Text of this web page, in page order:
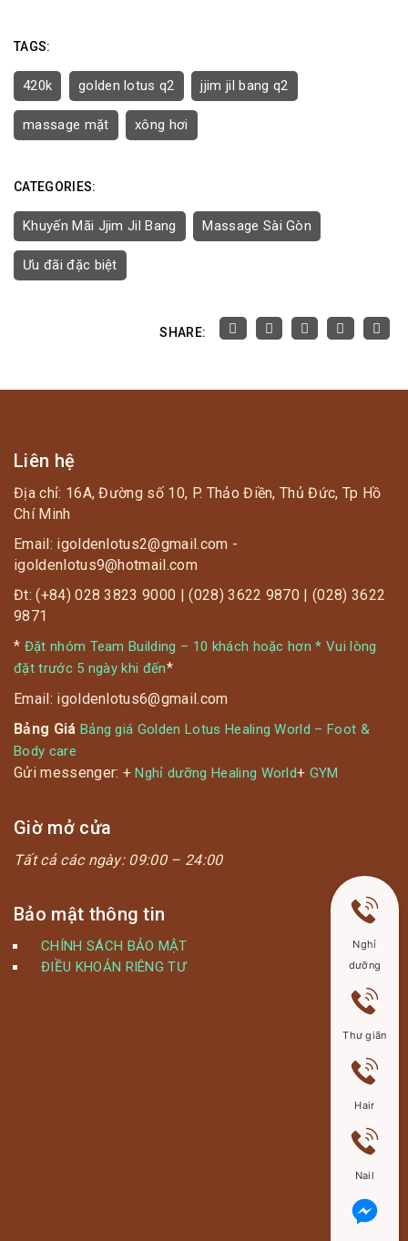
TAGS:
420k golden lotus q2 jjim jil bang q2
massage mặt xông hơi
CATEGORIES:
Khuyến Mãi Jjim Jil Bang Massage Sài Gòn
Ưu đãi đặc biệt
SHARE:
Liên hệ
Địa chỉ: 16A, Đường số 10, P. Thảo Điền, Thủ Đức, Tp Hồ
Chí Minh
Email: igoldenlotus2@gmail.com -
igoldenlotus9@hotmail.com
Đt: (+84) 028 3823 9000 | (028) 3622 9870 | (028) 3622
9871
* Đặt nhóm Team Building – 10 khách hoặc hơn * Vui lòng
đặt trước 5 ngày khi đến*
Email: igoldenlotus6@gmail.com
Bảng Giá Bảng giá Golden Lotus Healing World – Foot &
Body care
Gửi messenger: +Nghỉ dưỡng Healing World+ GYM
Giờ mở cửa
Tất cả các ngày: 09:00 – 24:00
Bảo mật thông tin
CHÍNH SÁCH BẢO MẬT
ĐIỀU KHOẢN RIÊNG TƯ
Nghỉ
dưỡng
Thư giãn
Hair
Nail